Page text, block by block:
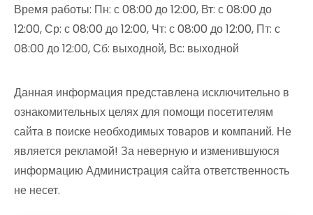
Время работы: Пн: с 08:00 до 12:00, Вт: с 08:00 до
12:00, Ср: с 08:00 до 12:00, Чт: с 08:00 до 12:00, Пт: с
08:00 до 12:00, Сб: выходной, Вс: выходной
Данная информация представлена исключительно в
ознакомительных целях для помощи посетителям
сайта в поиске необходимых товаров и компаний. Не
является рекламой! За неверную и изменившуюся
информацию Администрация сайта ответственность
не несет.